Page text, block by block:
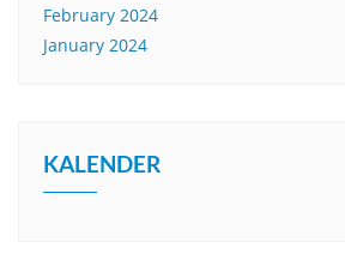
February 2024
January 2024
KALENDER